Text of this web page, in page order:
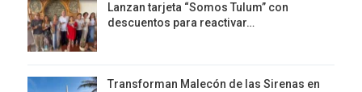
Lanzan tarjeta “Somos Tulum” con
descuentos para reactivar…
Transforman Malecón de las Sirenas en